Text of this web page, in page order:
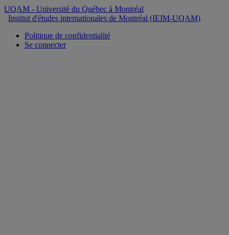
UQAM - Université du Québec à Montréal
Institut d'études internationales de Montréal (IEIM-UQAM)
Politique de confidentialité
Se connecter